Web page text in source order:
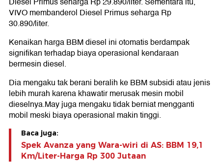
VIVO membanderol Diesel Primus seharga Rp
30.890/liter.
Kenaikan harga BBM diesel ini otomatis berdampak
signifikan terhadap biaya operasional kendaraan
bermesin diesel.
Dia mengaku tak berani beralih ke BBM subsidi atau jenis
lebih murah karena khawatir merusak mesin mobil
dieselnya.May juga mengaku tidak berniat mengganti
mobil meski biaya operasional makin tinggi.
Baca juga:
Spek Avanza yang Wara-wiri di AS: BBM 19,1
Km/Liter-Harga Rp 300 Jutaan